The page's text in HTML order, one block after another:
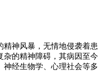
神风暴，无情地侵袭着患
杂的精神障碍，其病因至今
神经生物学、心理社会等多